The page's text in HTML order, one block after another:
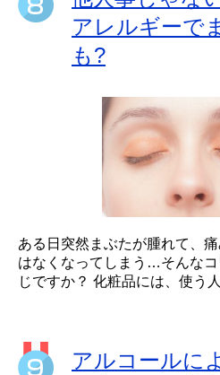
アレルギーで
も?
ある日突然まぶたが腫れて、
はなくなってしまう…そんな
じですか？ 化粧品には、使う
アルコールに